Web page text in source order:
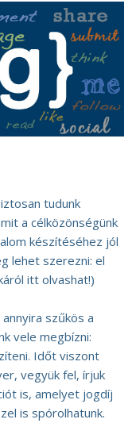
tudunk
a célközönségünk
készítéséhez jól
lehet szerezni: el
itt olvashat!)
szűkös a
vele megbízni:
Időt viszont
vegyük fel, írjuk
is, amelyet jogdíj
is spórolhatunk.